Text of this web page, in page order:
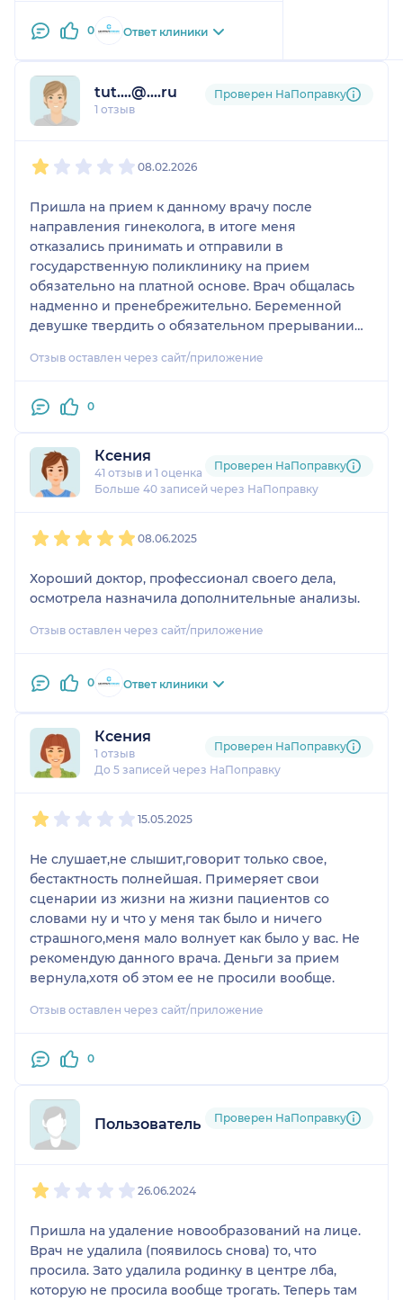
0 Ответ клиники
tut....@....ru
1 отзыв
Проверен НаПоправку
08.02.2026
Пришла на прием к данному врачу после
направления гинеколога, в итоге меня
отказались принимать и отправили в
государственную поликлинику на прием
обязательно на платной основе. Врач общалась
надменно и пренебрежительно. Беременной
девушке твердить о обязательном прерывании
показаний, это ужасно!
Отзыв оставлен через сайт/приложение
0
Ксения
41 отзыв и 1 оценка
Больше 40 записей через НаПоправку
Проверен НаПоправку
08.06.2025
Хороший доктор, профессионал своего дела,
осмотрела назначила дополнительные анализы.
Отзыв оставлен через сайт/приложение
0 Ответ клиники
Ксения
1 отзыв
До 5 записей через НаПоправку
Проверен НаПоправку
15.05.2025
Не слушает,не слышит,говорит только свое,
бестактность полнейшая. Примеряет свои
сценарии из жизни на жизни пациентов со
словами ну и что у меня так было и ничего
страшного,меня мало волнует как было у вас. Не
рекомендую данного врача. Деньги за прием
вернула,хотя об этом ее не просили вообще.
Отзыв оставлен через сайт/приложение
0
Пользователь НаПоправку
Проверен НаПоправку
26.06.2024
Пришла на удаление новообразований на лице.
Врач не удалила (появилось снова) то, что
просила. Зато удалила родинку в центре лба,
которую не просила вообще трогать. Теперь там